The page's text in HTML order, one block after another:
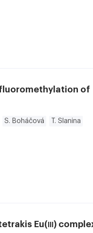
of
S. Boháčová
T. Slanina
Eu(
)